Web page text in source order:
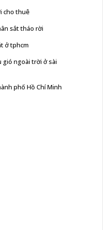
cho thuê
sắt tháo rời
ở tphcm
ngoài trời ở sài
phố Hồ Chí Minh